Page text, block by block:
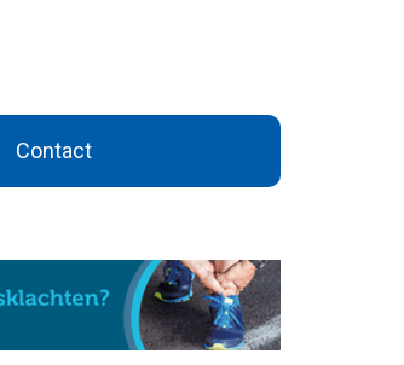
Contact